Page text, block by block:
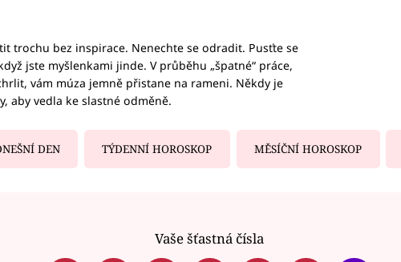
trochu bez inspirace. Nenechte se odradit. Pusťte se
jste myšlenkami jinde. V průběhu „špatné“ práce,
vám múza jemně přistane na rameni. Někdy je
aby vedla ke slastné odměně.
DEN TÝDENNÍ HOROSKOP MĚSÍČNÍ HOROSKOP
Vaše šťastná čísla